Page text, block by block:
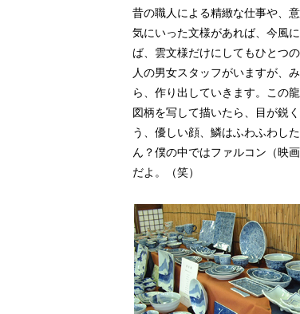
昔の職人による精緻な仕事や、
気にいった文様があれば、今風
ば、雲文様だけにしてもひとつ
人の男女スタッフがいますが、
ら、作り出していきます。この
図柄を写して描いたら、目が鋭
う、優しい顔、鱗はふわふわし
ん？僕の中ではファルコン（映
だよ。（笑）